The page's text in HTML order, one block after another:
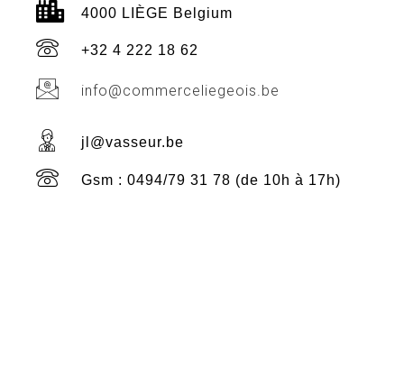
4000 LIÈGE Belgium
+32 4 222 18 62
info@commerceliegeois.be
jl@vasseur.be
Gsm : 0494/79 31 78 (de 10h à 17h)